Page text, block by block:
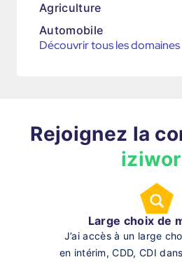
Agriculture
Automobile
Découvrir tous les domaines
Rejoignez la
Large choix de
J’ai accès à un large
en intérim, CDD, CDI